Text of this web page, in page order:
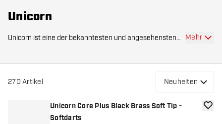
Unicorn
Unicorn ist eine der bekanntesten und angesehensten
Mehr
270 Artikel Neuheiten
Unicorn Core Plus Black Brass Soft Tip -
Softdarts
Zur